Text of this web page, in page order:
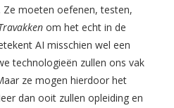
Ze moeten oefenen, testen,
om het echt in de
AI misschien wel een
technologieën zullen ons vak
ze mogen hierdoor het
dan ooit zullen opleiding en